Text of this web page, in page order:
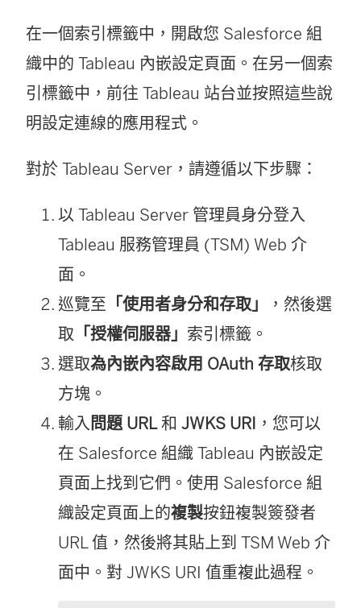
在一個索引標籤中，開啟您 Salesforce 組
織中的 Tableau 內嵌設定頁面。在另一個索
引標籤中，前往 Tableau 站台並按照這些說
明設定連線的應用程式。
對於 Tableau Server ，請遵循以下步驟：
以 Tableau Server 管理員身分登入
Tableau 服務管理員 (TSM) Web 介
面。
巡覽至 「使用者身分和存取」
，然後選
取 「授權伺服器」 索引標籤。
選取為內嵌內容啟用 OAuth 存取核取
方塊。
輸入 問題 URL和 JWKS URI ，您可以
在 Salesforce 組織 Tableau 內嵌設定
頁面上找到它們。使用 Salesforce 組
織設定頁面上的複製按鈕複製簽發者
URL 值，然後將其貼上到 TSM Web 介
面中。對 JWKS URI 值重複此過程。